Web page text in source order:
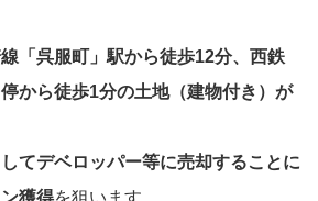
「呉服町」駅から徒歩12分、西鉄
から徒歩1分の土地（建物付き）が
てデベロッパー等に売却することに